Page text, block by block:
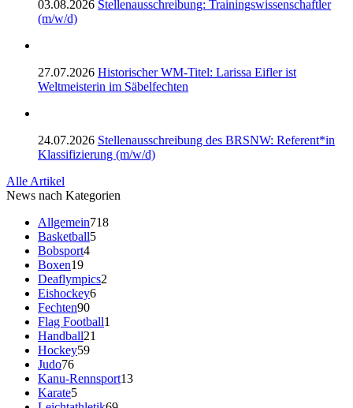
03.08.2026 Stellenausschreibung: Trainingswissenschaftler
(m/w/d)
27.07.2026 Historischer WM-Titel: Larissa Eifler ist
Weltmeisterin im Säbelfechten
24.07.2026 Stellenausschreibung des BRSNW: Referent*in
Klassifizierung (m/w/d)
Alle Artikel
News nach Kategorien
Allgemein718
Basketball5
Bobsport4
Boxen19
Deaflympics2
Eishockey6
Fechten90
Flag Football1
Handball21
Hockey59
Judo76
Kanu-Rennsport13
Karate5